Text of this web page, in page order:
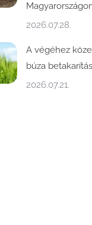
2026.07.28.
A végéhez
búza
2026.07.21.